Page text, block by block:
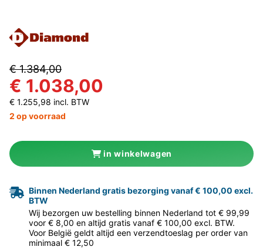
€ 1.384,00
€ 1.038,00
€ 1.255,98 incl. BTW
2 op voorraad
in winkelwagen
Binnen Nederland gratis bezorging vanaf € 100,00 excl.
BTW
Wij bezorgen uw bestelling binnen Nederland tot € 99,99
voor € 8,00 en altijd gratis vanaf € 100,00 excl. BTW.
Voor België geldt altijd een verzendtoeslag per order van
minimaal € 12,50